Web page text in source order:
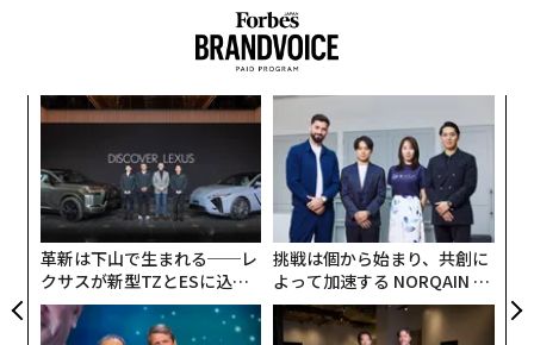
革新は下山で生まれる──レ
クサスが新型TZとESに込め
た「DISCOVER」の哲学
挑戦は個から始まり、共創に
よって加速する NORQAIN JA
PAN 特別座談会